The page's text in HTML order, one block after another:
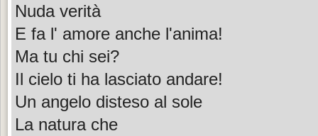
Nuda verità
E fa l' amore anche l'anima!
Ma tu chi sei?
Il cielo ti ha lasciato andare!
Un angelo disteso al sole
La natura che